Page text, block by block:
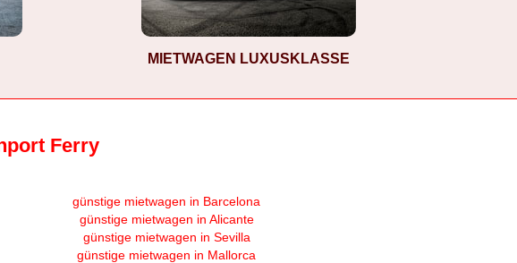
MIETWAGEN LUXUSKLASSE
Ferry
günstige mietwagen in Barcelona
günstige mietwagen in Alicante
günstige mietwagen in Sevilla
günstige mietwagen in Mallorca